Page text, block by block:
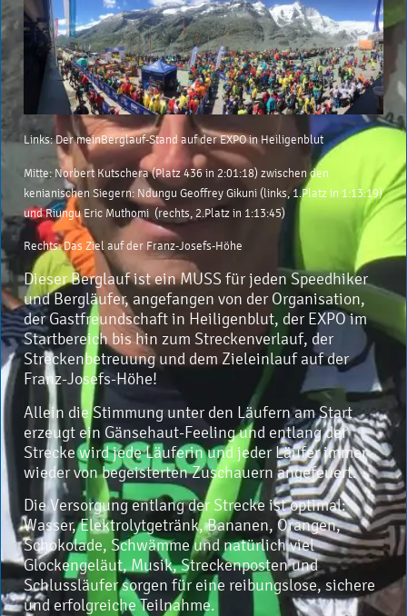
Links: Der meinBerglauf-Stand auf der EXPO in Heiligenblut
Mitte: Norbert Kutschera (Platz 436 in 2:01:18) zwischen den
kenianischen Siegern: Ndungu Geoffrey Gikuni (links, 1.Platz in 1:13:19)
und Riungu Eric Muthomi (rechts, 2.Platz in 1:13:45)
Rechts: Das Ziel auf der Franz-Josefs-Höhe
Dieser Berglauf ist ein MUSS für jeden Speedhiker
und Bergläufer, angefangen von der Organisation,
der Gastfreundschaft in Heiligenblut, der EXPO im
Startbereich bis hin zum Streckenverlauf, der
Streckenbetreuung und dem Zieleinlauf auf der
Franz-Josefs-Höhe!
Allein die Stimmung unter den Läufern am Start
erzeugt ein Gänsehaut-Feeling und entlang der
Strecke wird jede Läuferin und jeder Läufer immer
wieder von begeisterten Zuschauern angefeuert.
Die Versorgung entlang der Strecke ist optimal:
Wasser, Elektrolytgetränk, Bananen, Orangen,
Schokolade, Schwämme und natürlich viel
Glockengeläut, Musik, Streckenposten und
Schlussläufer sorgen für eine reibungslose, sichere
und erfolgreiche Teilnahme.